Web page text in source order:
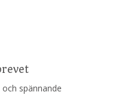
spännande